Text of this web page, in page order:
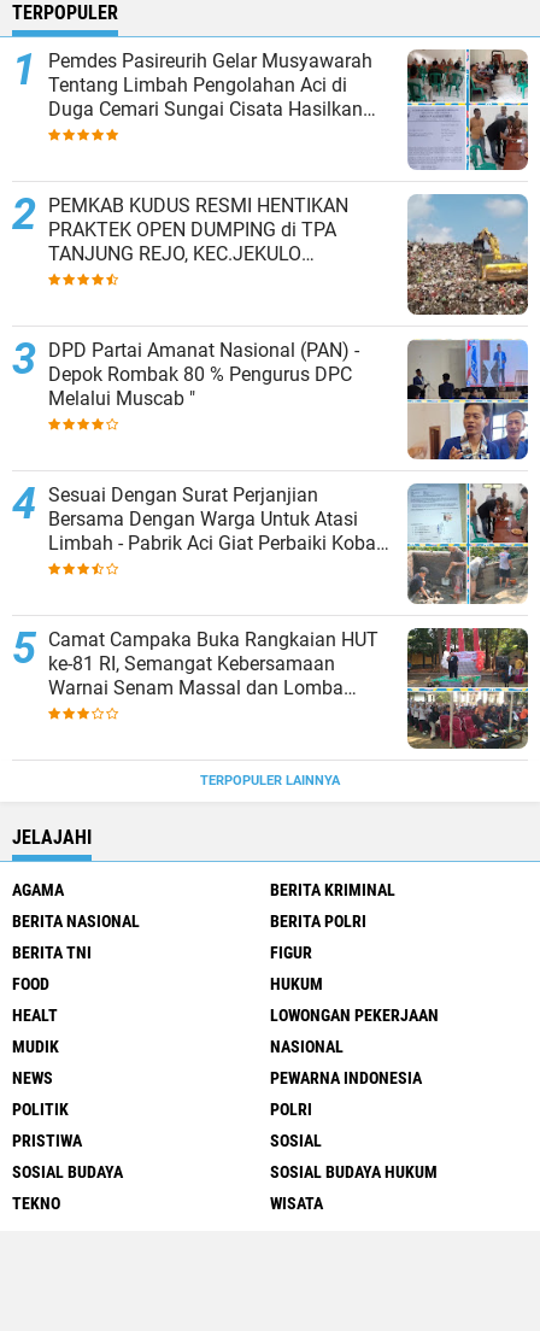
TERPOPULER
Pemdes Pasireurih Gelar Musyawarah
Tentang Limbah Pengolahan Aci di
Duga Cemari Sungai Cisata Hasilkan
Kesepakatan Tutup Sementara
PEMKAB KUDUS RESMI HENTIKAN
PRAKTEK OPEN DUMPING di TPA
TANJUNG REJO, KEC.JEKULO
KAB.KUDUS,BERLAKUKAN SISTEM
DPD Partai Amanat Nasional (PAN) -
Depok Rombak 80 % Pengurus DPC
Melalui Muscab "
Sesuai Dengan Surat Perjanjian
Bersama Dengan Warga Untuk Atasi
Limbah - Pabrik Aci Giat Perbaiki Kobak
Penampungan Air
Camat Campaka Buka Rangkaian HUT
ke-81 RI, Semangat Kebersamaan
Warnai Senam Massal dan Lomba
Karaoke Perangkat Desa
TERPOPULER LAINNYA
JELAJAHI
AGAMA
BERITA KRIMINAL
BERITA NASIONAL
BERITA POLRI
BERITA TNI
FIGUR
FOOD
HUKUM
HEALT
LOWONGAN PEKERJAAN
MUDIK
NASIONAL
NEWS
PEWARNA INDONESIA
POLITIK
POLRI
PRISTIWA
SOSIAL
SOSIAL BUDAYA
SOSIAL BUDAYA HUKUM
TEKNO
WISATA